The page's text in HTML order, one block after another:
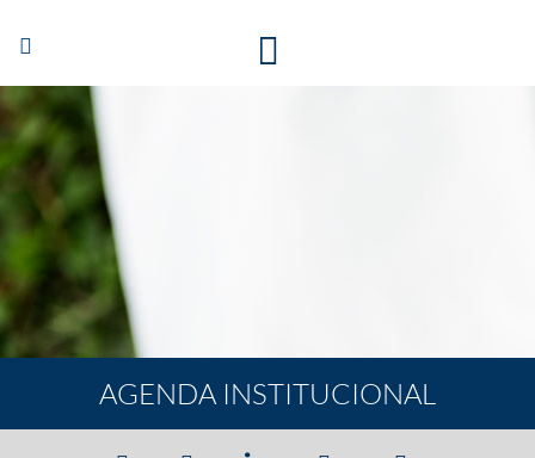
Abrir/Cerrar
navegación
AGENDA INSTITUCIONAL